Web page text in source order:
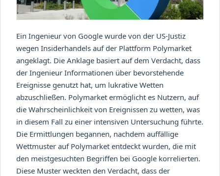
Ein Ingenieur von Google wurde von der US-Justiz
wegen Insiderhandels auf der Plattform Polymarket
angeklagt. Die Anklage basiert auf dem Verdacht, dass
der Ingenieur Informationen über bevorstehende
Ereignisse genutzt hat, um lukrative Wetten
abzuschließen. Polymarket ermöglicht es Nutzern, auf
die Wahrscheinlichkeit von Ereignissen zu wetten, was
in diesem Fall zu einer intensiven Untersuchung führte.
Die Ermittlungen begannen, nachdem auffällige
Wettmuster auf Polymarket entdeckt wurden, die mit
den meistgesuchten Begriffen bei Google korrelierten.
Diese Muster weckten den Verdacht, dass der